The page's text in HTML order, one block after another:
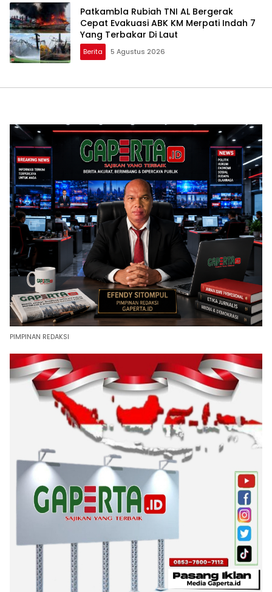
Patkambla Rubiah TNI AL Bergerak
Cepat Evakuasi ABK KM Merpati Indah 7
Yang Terbakar Di Laut
Berita 5 Agustus 2026
PIMPINAN REDAKSI